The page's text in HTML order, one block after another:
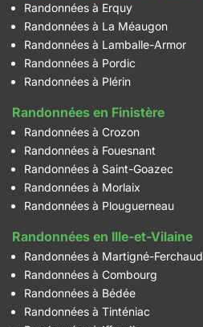
Randonnées à Erquy
Randonnées à La Méaugon
Randonnées à Lamballe-Armor
Randonnées à Pordic
Randonnées à Plérin
Randonnées en Finistère
Randonnées à Crozon
Randonnées à Fouesnant
Randonnées à Saint-Goazec
Randonnées à Morlaix
Randonnées à Plouguerneau
Randonnées en Ille-et-Vilaine
Randonnées à Martigné-Ferchaud
Randonnées à Combourg
Randonnées à Bédée
Randonnées à Tinténiac